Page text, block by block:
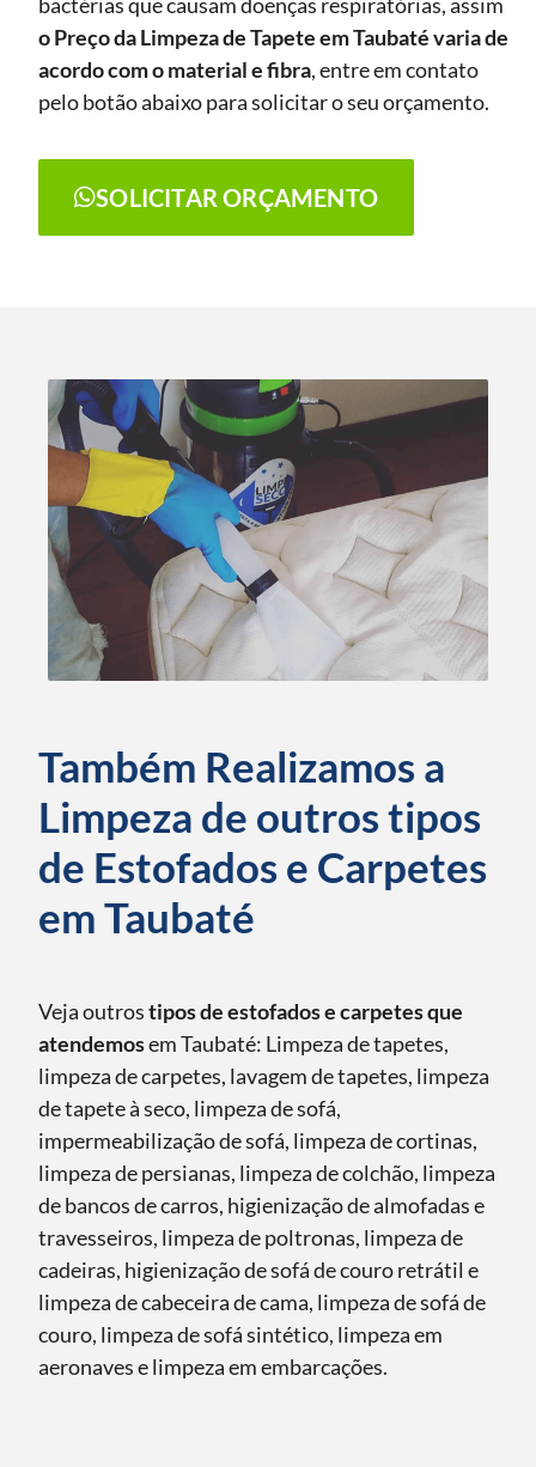
o Preço da Limpeza de Tapeteem Taubatévaria de
acordo com o material e fibra, entre em contato
pelo botão abaixo para solicitar o seu orçamento.
SOLICITAR ORÇAMENTO
Também Realizamos a
Limpeza de outros tipos
de Estofados e Carpetes
em Taubaté
Veja outrostipos de estofados e carpetes que
atendemosem Taubaté: Limpeza de tapetes,
limpeza de carpetes, lavagem de tapetes, limpeza
de tapete à seco, limpeza de sofá,
impermeabilização de sofá, limpeza de cortinas,
limpeza de persianas, limpeza de colchão, limpeza
de bancos de carros, higienização de almofadas e
travesseiros, limpeza de poltronas, limpeza de
cadeiras, higienização de sofá de couro retrátil e
limpeza de cabeceira de cama, limpeza de sofá de
couro, limpeza de sofá sintético, limpeza em
aeronaves e limpeza em embarcações.